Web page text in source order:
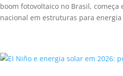
boom fotovoltaico no Brasil,
nacional em estruturas para energia